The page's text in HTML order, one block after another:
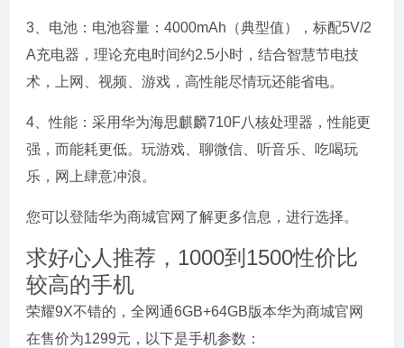
3、电池：电池容量：4000mAh（典型值），标配5V/2
A充电器，理论充电时间约2.5小时，结合智慧节电技
术，上网、视频、游戏，高性能尽情玩还能省电。
4、性能：采用华为海思麒麟710F八核处理器，性能更
强，而能耗更低。玩游戏、聊微信、听音乐、吃喝玩
乐，网上肆意冲浪。
您可以登陆华为商城官网了解更多信息，进行选择。
求好心人推荐，1000到1500性价比
较高的手机
荣耀9X不错的，全网通6GB+64GB版本华为商城官网
在售价为1299元，以下是手机参数：